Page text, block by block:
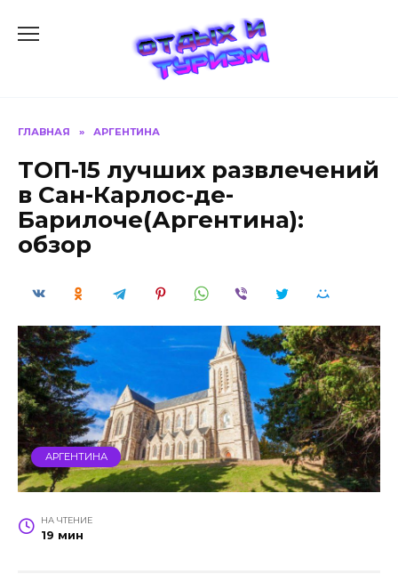
ГЛАВНАЯ » АРГЕНТИНА
ТОП-15 лучших развлечений
в Сан-Карлос-де-
Барилоче(Аргентина):
обзор
АРГЕНТИНА
НА ЧТЕНИЕ
19 мин